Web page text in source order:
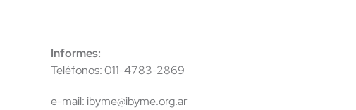
Informes:
Teléfonos: 011-4783-2869
e-mail: ibyme@ibyme.org.ar